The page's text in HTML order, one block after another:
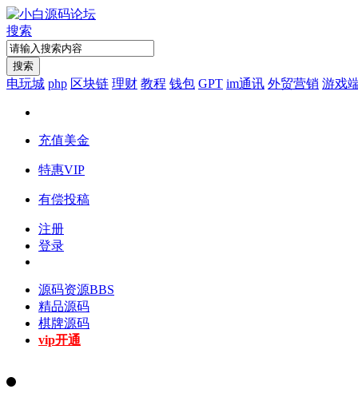
搜索
搜索
电玩城 php 区块链 理财 教程 钱包 GPT im通讯 外贸营销 游戏
充值美金
特惠VIP
有偿投稿
注册
登录
源码资源BBS
精品源码
棋牌源码
vip开通